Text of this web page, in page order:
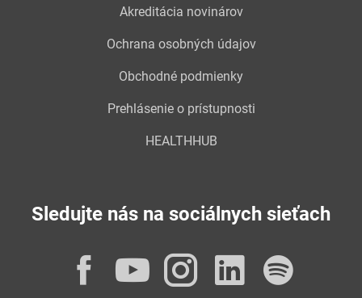
Akreditácia novinárov
Ochrana osobných údajov
Obchodné podmienky
Prehlásenie o prístupnosti
HEALTHHUB
Sledujte nás na sociálnych sieťach
Facebook
YouTube
Instagram